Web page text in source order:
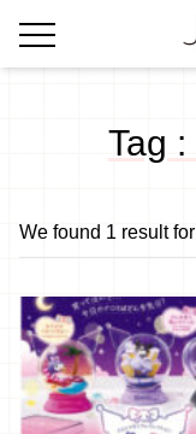
Tag :
We found 1 result